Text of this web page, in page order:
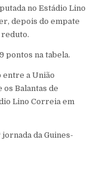
no Estádio Lino
depois do empate
reduto.
pontos na tabela.
entre a União
Balantas de
Lino Correia em
da Guines-